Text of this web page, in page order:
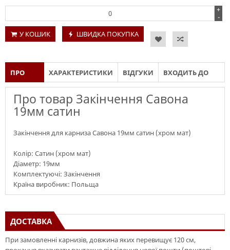
+
-
У КОШИК
ШВИДКА ПОКУПКА
ПРО ХАРАКТЕРИСТИКИ ВІДГУКИ ВХОДИТЬ ДО
Про товар Закінчення Савона
19мм сатин
Закінчення для карниза Савона 19мм сатин (хром мат)
Колір: Сатин (хром мат)
Діаметр: 19мм
Комплектуючі: Закінчення
Країна виробник: Польща
ДОСТАВКА
При замовленні карнизів, довжина яких перевищує 120 см,